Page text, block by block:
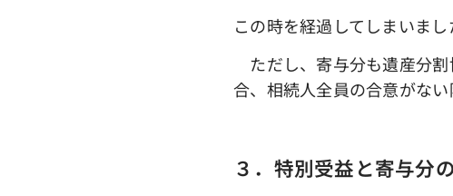
この時を経過してしまいま
ただし、寄与分も遺産分
合、相続人全員の合意がない
３．特別受益と寄与分